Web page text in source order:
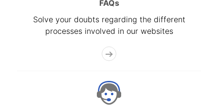
FAQs
Solve your doubts regarding the different
processes involved in our websites